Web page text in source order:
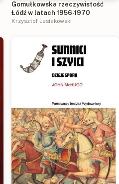
Gomułkowska rzeczywistość
Łódź w latach 1956-1970
Krzysztof Lesiakowski